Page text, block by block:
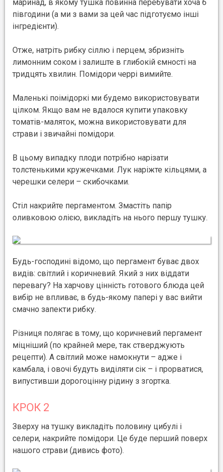
маринад, в якому тушка повинна перебувати хоча б
півгодини (а ми з вами за цей час підготуємо інші
інгредієнти).
Отже, натріть рибку сіллю і перцем, збризніть
лимонним соком і залиште в глибокій ємності на
тридцять хвилин. Помідори черрі вимийте.
Маленькі поімідоркі ми будемо використовувати
цілком. Якщо вам не вдалося купити упаковку
томатів-маляток, можна використовувати для
страви і звичайні помідори.
В цьому випадку плоди потрібно нарізати
толстенькими кружечками. Лук наріжте кільцями, а
черешки селери – скибочками.
Стіл накрийте пергаментом. Змастіть папір
оливковою олією, викладіть на нього першу тушку.
Будь-господині відомо, що пергамент буває двох
видів: світлий і коричневий. Який з них віддати
перевагу? На харчову цінність готового блюда цей
вибір не впливає, в будь-якому папері у вас вийти
смачно запекти рибку.
Різниця полягає в тому, що коричневий пергамент
міцніший (по крайней мере, так стверджують
рецепти). А світлий може намокнути – адже і
камбала, і овочі будуть виділяти сік – і прорватися,
випустивши дорогоцінну рідину з згортка.
КРОК 2
Зверху на тушку викладіть половину цибулі і
селери, накрийте помідори. Це буде перший поверх
нашого страви (дивись фото).